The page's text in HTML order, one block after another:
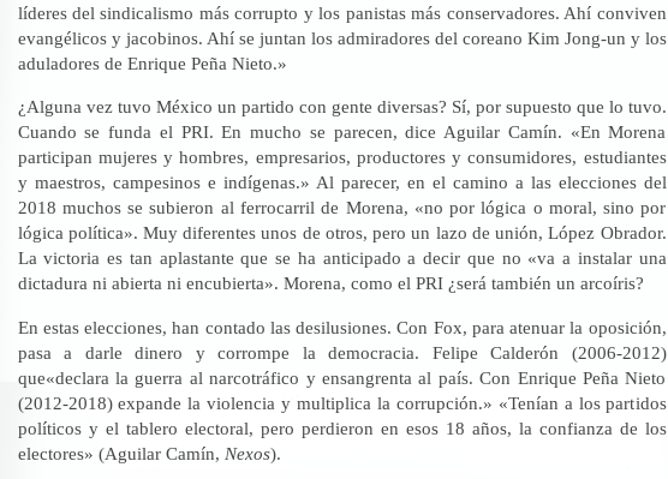
líderes del sindicalismo más corrupto y los panistas más conservadores. Ahí conviven
evangélicos y jacobinos. Ahí se juntan los admiradores del coreano Kim Jong-un y los
aduladores de Enrique Peña Nieto.»
¿Alguna vez tuvo México un partido con gente diversas? Sí, por supuesto que lo tuvo.
Cuando se funda el PRI. En mucho se parecen, dice Aguilar Camín. «En Morena
participan mujeres y hombres, empresarios, productores y consumidores, estudiantes
y maestros, campesinos e indígenas.» Al parecer, en el camino a las elecciones del
2018 muchos se subieron al ferrocarril de Morena, «no por lógica o moral, sino por
lógica política». Muy diferentes unos de otros, pero un lazo de unión, López Obrador.
La victoria es tan aplastante que se ha anticipado a decir que no «va a instalar una
dictadura ni abierta ni encubierta». Morena, como el PRI ¿será también un arcoíris?
En estas elecciones, han contado las desilusiones. Con Fox, para atenuar la oposición,
pasa a darle dinero y corrompe la democracia. Felipe Calderón (2006-2012)
que«declara la guerra al narcotráfico y ensangrenta al país. Con Enrique Peña Nieto
(2012-2018) expande la violencia y multiplica la corrupción.» «Tenían a los partidos
políticos y el tablero electoral, pero perdieron en esos 18 años, la confianza de los
electores» (Aguilar Camín, Nexos).